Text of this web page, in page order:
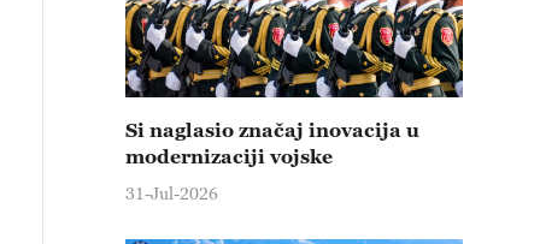
Si naglasio značaj inovacija u
modernizaciji vojske
31-Jul-2026